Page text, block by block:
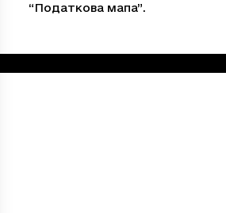
“Податкова мапа”.